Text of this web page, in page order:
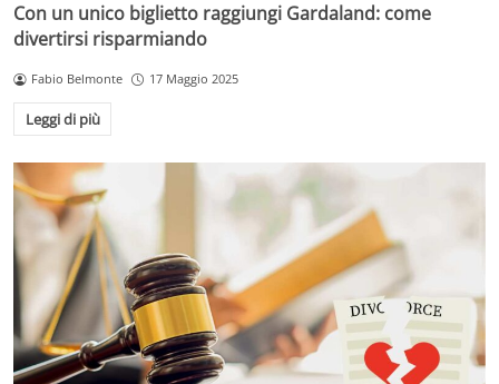
Con un unico biglietto raggiungi Gardaland: come
divertirsi risparmiando
Fabio Belmonte 17 Maggio 2025
Leggi di più